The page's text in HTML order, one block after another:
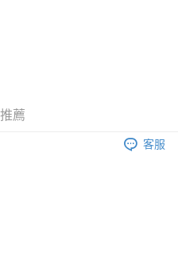
作天到店，7天內取。逾期後
薦
客服